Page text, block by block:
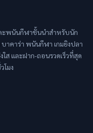
ะพนันกีฬาชั้นนำสำหรับนัก
าคาร่า พนันกีฬา เกมยิงปลา
ส และฝาก-ถอนรวดเร็วที่สุด
โมง